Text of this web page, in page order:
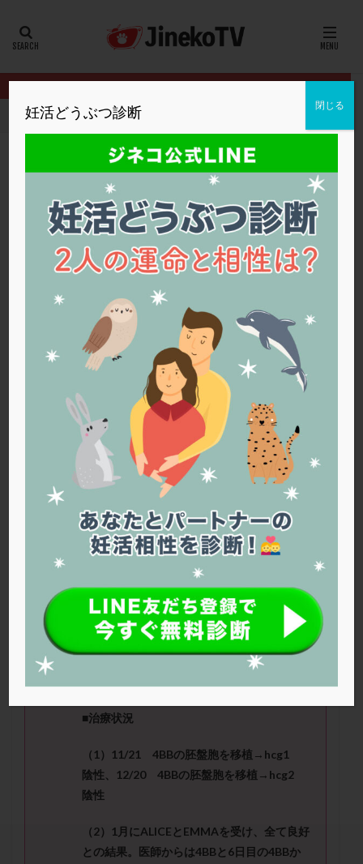
HOME クリニック別
2個移植で戻すべき卵は？
福井ウィメンズクリニック
ALICE,EMMA,ERA ERA検査,体外受精, 胚盤胞移植,高AMH
福井ウィメンズクリニック
■ニックネーム：ポムさん（37歳） ■治
療ステージ：体外受精 ■妊活期間：
1〜2
年
■治療状況
（ 1 ） 11/21 4BBの胚盤胞を移植→ hcg1
陰性、
12/20 4BBの胚盤胞を移植→ hcg2
陰性
（2） 1 月にALICE と EMMAを受け、全て良好
との結果。医師からは4BBと 6日目の4BBか
妊活どうぶつ診断 閉じる
2個移植
3個移植 40代 AID
AMH
ART BMI CD138 DC胚
DFI
DHEA
E2 EMMA
EndomeTRIO検査
ERA
ERA検査 ERPeak FSH
FST
FTカテーテル
hCG IMSI
L-カルニチン
LH
LUF MD-TESE MRワクチン
MTHFR
NIPT
NK活性 NK細胞
PCOS PCOS，妊活クイズ
PCPS
PFC-FD療法
PGT-A PICSI
PPOS法
SEET法 SLE
TESE
Th検査
TORIO検査 TRIO検査
アシストハッチング
アスピリン
アンタゴニスト法
アンチエイジング
インスリン抵抗性
イントラリピッド
ウトロゲスタン
エコー
エストラーナテープ
エストロゲン
オビドレル
おりもの
カウフマン療法
カウンセリング
ガニレスト
カバサール
カフェイン
カルシウムイオノファ
カンジタ
クリニック選び
グレード
クロミッド
クロミフェン
ゴナールエフ
コロナウイルス
コロナワクチン
サウナ サプリ
サプリメント
シート法
ショート法
シリンジ法
スクラッチ
ステップアップ
ステップダウン
タイミング法
タイムラプス
ダイレクト分割
タクロリムス
チョコレート嚢胞
チラーヂン
ビタミンC
ビタミンD
ピックアップ障害
ビブラマイシン
ピル
フーナーテスト